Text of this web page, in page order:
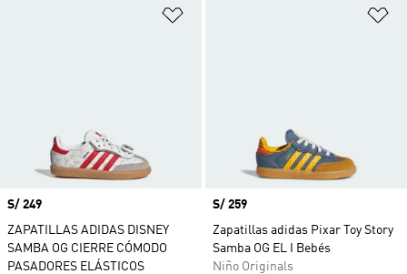
Precio
S/ 249
ZAPATILLAS ADIDAS DISNEY
SAMBA OG CIERRE CÓMODO
PASADORES ELÁSTICOS
Precio
S/ 259
Zapatillas adidas Pixar Toy Story
Samba OG EL I Bebés
Niño Originals